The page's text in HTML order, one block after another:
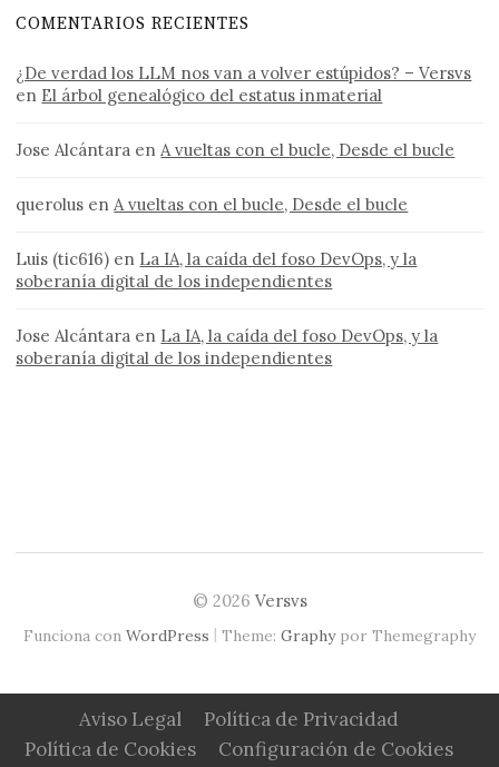
COMENTARIOS RECIENTES
¿De verdad los LLM nos van a volver estúpidos? – Versvs
en El árbol genealógico del estatus inmaterial
Jose Alcántara en A vueltas con el bucle, Desde el bucle
querolus en A vueltas con el bucle, Desde el bucle
Luis (tic616) en La IA, la caída del foso DevOps, y la
soberanía digital de los independientes
Jose Alcántara en La IA, la caída del foso DevOps, y la
soberanía digital de los independientes
© 2026 Versvs
Funciona con WordPress | Theme: Graphypor Themegraphy
Aviso Legal
Política de Privacidad
Política de Cookies
Configuración de Cookies